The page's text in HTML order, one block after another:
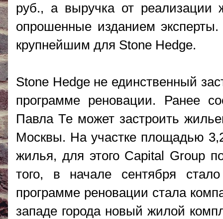
руб., а выручка от реализации
опрошенные изданием
крупнейшим для Stone Hedge.
Stone Hedge не единственный
программе реновации. Ранее
Павла Те может застроить
Москвы. На участке площадью
жилья, для этого Capital Group
того, в начале сентября
программе реновации стала
западе города новый жилой